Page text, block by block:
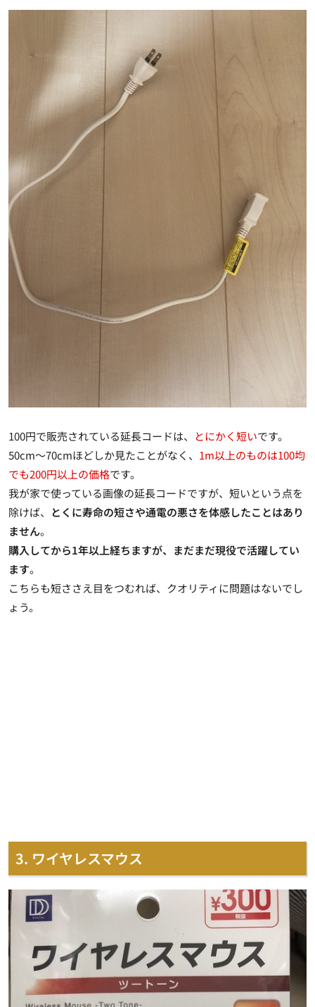
100円で販売されている延長コードは、 とにかく短いです。
50cm～70cmほどしか見たことがなく、 1m以上のものは100均
でも200円以上の価格です。
我が家で使っている画像の延長コードですが、短いという点を
除けば、 とくに寿命の短さや通電の悪さを体感したことはあり
ません。
購入してから1年以上経ちますが、まだまだ現役で活躍してい
ます。
こちらも短ささえ目をつむれば、クオリティに問題はないでし
ょう。
3. ワイヤレスマウス